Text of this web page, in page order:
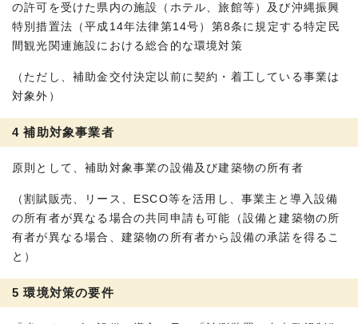
の許可を受けた県内の施設（ホテル、旅館等）及び沖縄振興
特別措置法（平成14年法律第14号）第8条に規定する特定民
間観光関連施設における総合的な環境対策
（ただし、補助金交付決定以前に契約・着工している事業は
対象外）
4 補助対象事業者
原則として、補助対象事業の設備及び建築物の所有者
（割賦販売、リース、ESCO等を活用し、事業主と導入設備
の所有者が異なる場合の共同申請も可能（設備と建築物の所
有者が異なる場合、建築物の所有者から設備の承諾を得るこ
と）
5 環境対策の要件